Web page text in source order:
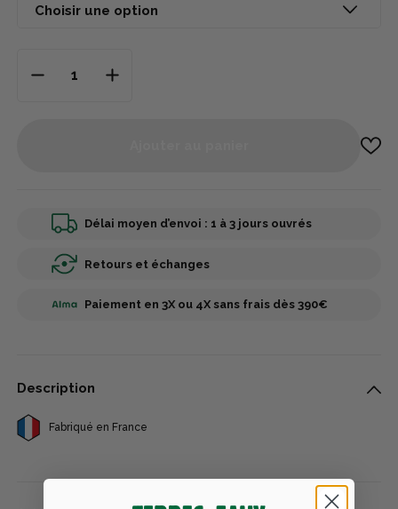
Délai moyen d’envoi : 1 à 3 jours ouvrés
Retours et échanges
Paiement en 3X ou 4X sans frais dès 390€
Description
Fabriqué en France